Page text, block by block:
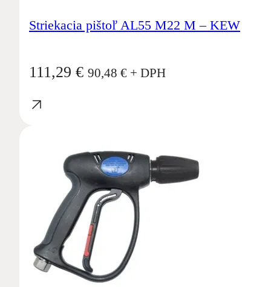
Striekacia pištoľ AL55 M22 M – KEW
111,29 € 90,48 € + DPH